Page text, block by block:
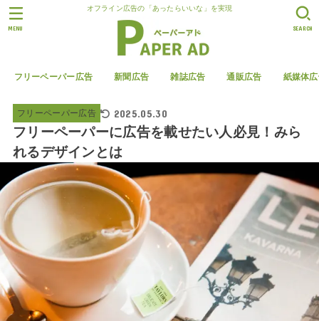
オフライン広告の「あったらいいな」を実現
フリーペーパー広告 新聞広告 雑誌広告 通販広告 紙媒体
SEARCH
MENU
フリーペーパー広告 2025.05.30
フリーペーパーに広告を載せたい人必見！みら
れるデザインとは